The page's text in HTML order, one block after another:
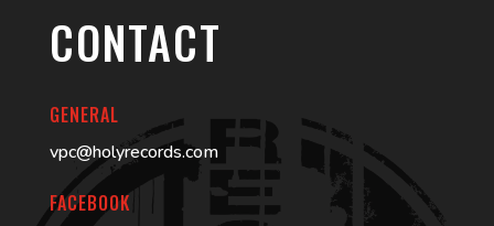
CONTACT
GENERAL
vpc@holyrecords.com
FACEBOOK